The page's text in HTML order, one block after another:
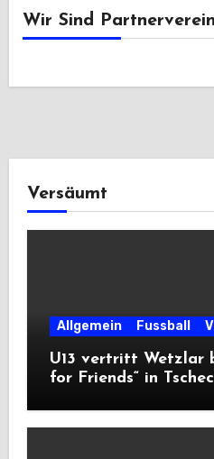
Wir Sind
Versäumt
Allgemein Fussball
U13 vertritt Wetzlar
for Friends“ in